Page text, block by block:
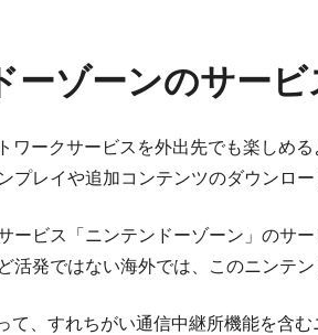
ーゾーンのサー
ワークサービスを外出先でも楽しめ
プレイや追加コンテンツのダウンロ
ービス「ニンテンドーゾーン」のサ
活発ではない海外では、このニンテ
て、すれちがい通信中継所機能を含